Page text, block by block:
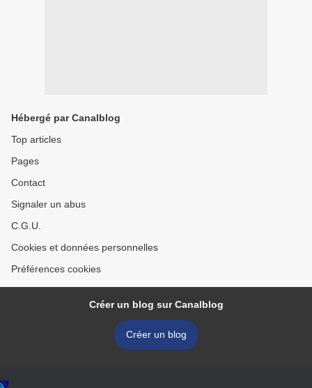
Hébergé par Canalblog
Top articles
Pages
Contact
Signaler un abus
C.G.U.
Cookies et données personnelles
Préférences cookies
Créer un blog sur Canalblog
Créer un blog